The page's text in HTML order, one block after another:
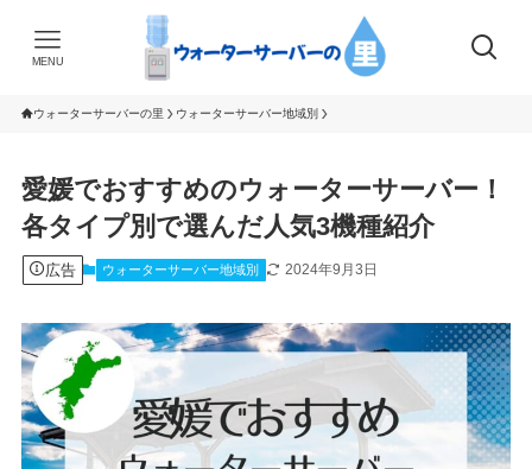
MENU
ウォーターサーバーの里 ウォーターサーバー地域別
愛媛でおすすめのウォーターサーバー！
各タイプ別で選んだ人気3機種紹介
広告 ウォーターサーバー地域別 2024年9月3日